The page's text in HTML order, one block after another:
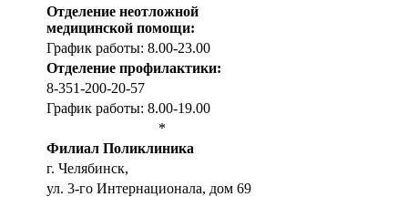
Отделение неотложной
медицинской помощи:
График работы: 8.00-23.00
Отделение профилактики:
8-351-200-20-57
График работы: 8.00-19.00
*
Филиал Поликлиника
г. Челябинск,
ул. 3-го Интернационала, дом 69